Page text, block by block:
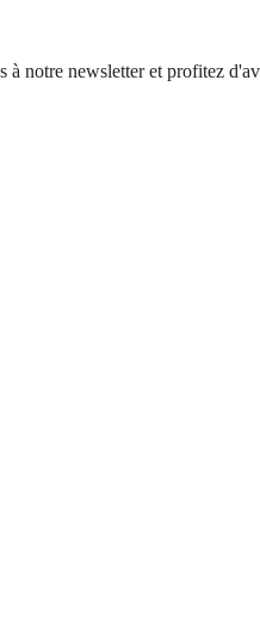
à notre newsletter et profitez